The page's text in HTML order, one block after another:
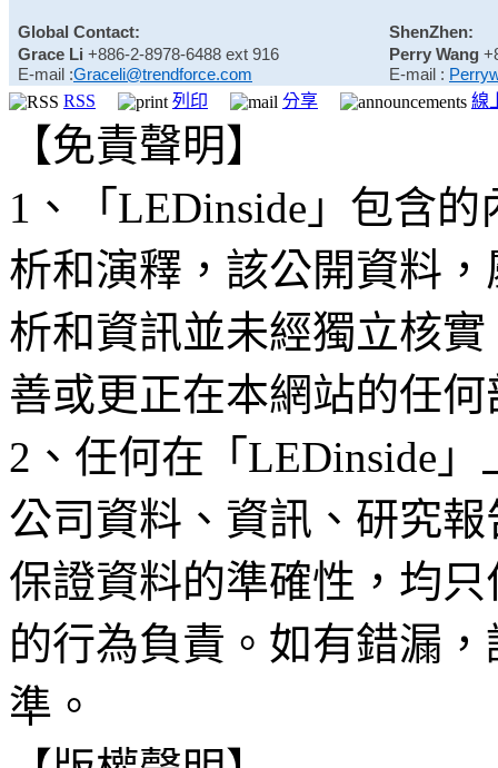
Global Contact:
ShenZhen:
Grace Li +886-2-8978-6488 ext 916
E-mail :Graceli@trendforce.com
Perry Wang
E-mail :
RSS
列印 分享 線
【免責聲明】
1、「LEDinside」包含
析和演釋，該公開資料
析和資訊並未經獨立核
善或更正在本網站的任
2、任何在「LEDinside
公司資料、資訊、研究
保證資料的準確性，均
的行為負責。如有錯漏
準。